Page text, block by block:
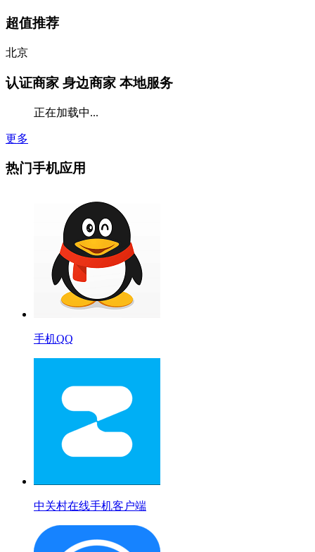
超值推荐
北京
认证商家 身边商家 本地服务
正在加载中...
更多
热门手机应用
手机QQ
中关村在线手机客户端